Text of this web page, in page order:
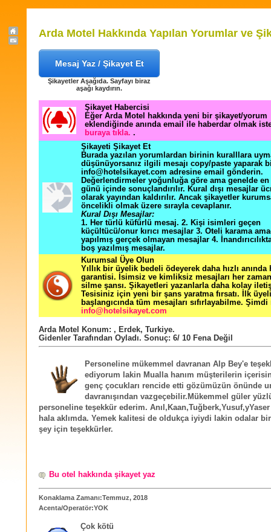
Arda Motel Hakkında Yapılan Yorumlar ve
Mesaj Yaz / Şikayet Et
Şikayetler Aşağıda. Sayfayı biraz
aşağı kaydırın.
Şikayet Habercisi
Eğer Arda Motel hakkında yeni bir şikayet/yorum
eklendiğinde anında email ile haberdar olmak
buraya tıkla. .
Şikayeti Şikayet Et
Burada yazılan yorumlardan birinin kuralllara
düşünüyorsanız ilgili mesajı copy/paste yaparak
info@hotelsikayet.com adresine email gönderin.
Değerlendirmeler yoğunluğa göre ama genelde
günü içinde sonuçlandırılır. Kural dışı mesajlar
olarak yayından kaldırılır. Ancak şikayetler
öncelikli olmak üzere sırayla cevaplanır.
Kural Dışı Mesajlar:
1. Her türlü küfürlü mesaj. 2. Kişi isimleri geçen
küçültücü/onur kırıcı mesajlar 3. Oteli karama
yapılmış gerçek olmayan mesajlar 4.
boş yazılmış mesajlar.
Kurumsal Üye Olun
Yıllık bir üyelik bedeli ödeyerek daha hızlı
garantisi. İsimsiz ve kimliksiz mesajları her zaman
silme şansı. Şikayetleri yazanlarla daha kolay
Tesisiniz için yeni bir şans yaratma fırsatı. İlk
başlangıcında tüm mesajları sıfırlayabilme. Şimdi
info@hotelsikayet.com
Arda Motel Konum: , Erdek, Turkiye.
Gidenler Tarafından Oyladı. Sonuç: 6/ 10 Fena Değil
Personeline mükemmel davranan Alp Bey'e
ediyorum lakin Mualla hanım müşterilerin
genç çocukları rencide etti gözümüzün önünde
davranışından vazgeçebilir.Mükemmel güler
personeline teşekkür ederim.
hala aklımda. Yemek kalitesi de oldukça iyiydi lakin odalar
şey için teşekkürler.
Bu otel hakkında şikayet yaz
Konaklama Zamanı:Temmuz, 2018
Acenta/Operatör:YOK
Çok kötü